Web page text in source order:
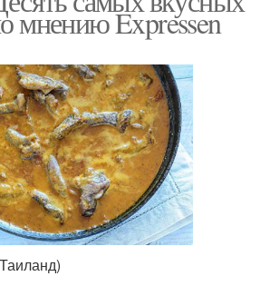
мнению Expressen